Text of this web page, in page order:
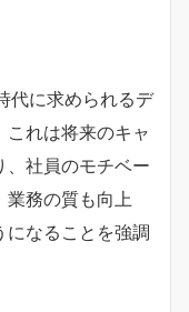
代に求められるデ
これは将来のキャ
、社員のモチベー
業務の質も向上
になることを強調